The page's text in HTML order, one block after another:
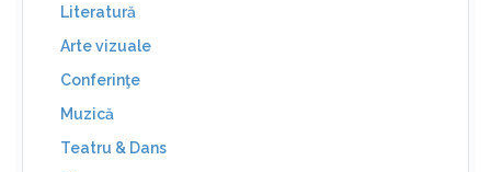
Literatură
Arte vizuale
Conferinţe
Muzică
Teatru & Dans